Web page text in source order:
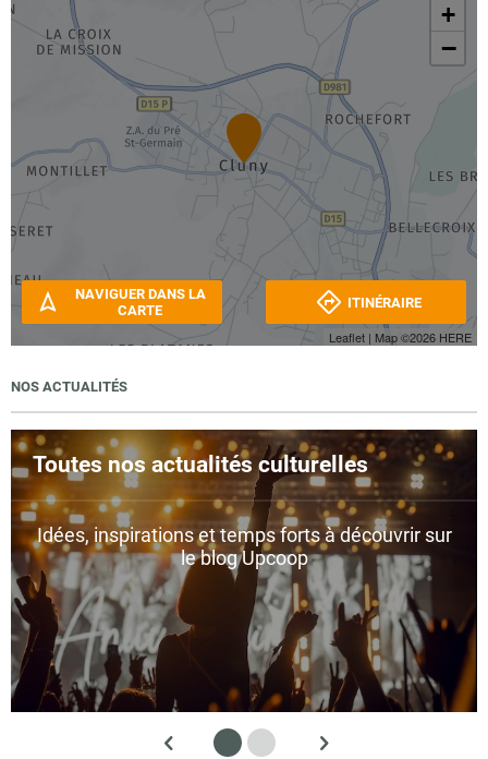
+
−
Leaflet | Map ©2026 HERE
NAVIGUER DANS LA
CARTE
ITINÉRAIRE
NOS ACTUALITÉS
Toutes nos actualités culturelles
Idées, inspirations et temps forts à découvrir sur
le blog Upcoop